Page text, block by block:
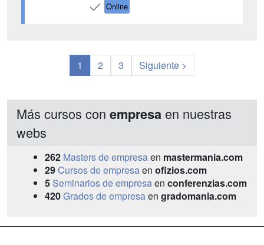
Online
1 2 3 Siguiente >
Más cursos con empresa en nuestras
webs
262 Masters de empresaen mastermania.com
29Cursos de empresaen ofizios.com
5 Seminarios de empresaen conferenzias.com
420Grados de empresaen gradomania.com